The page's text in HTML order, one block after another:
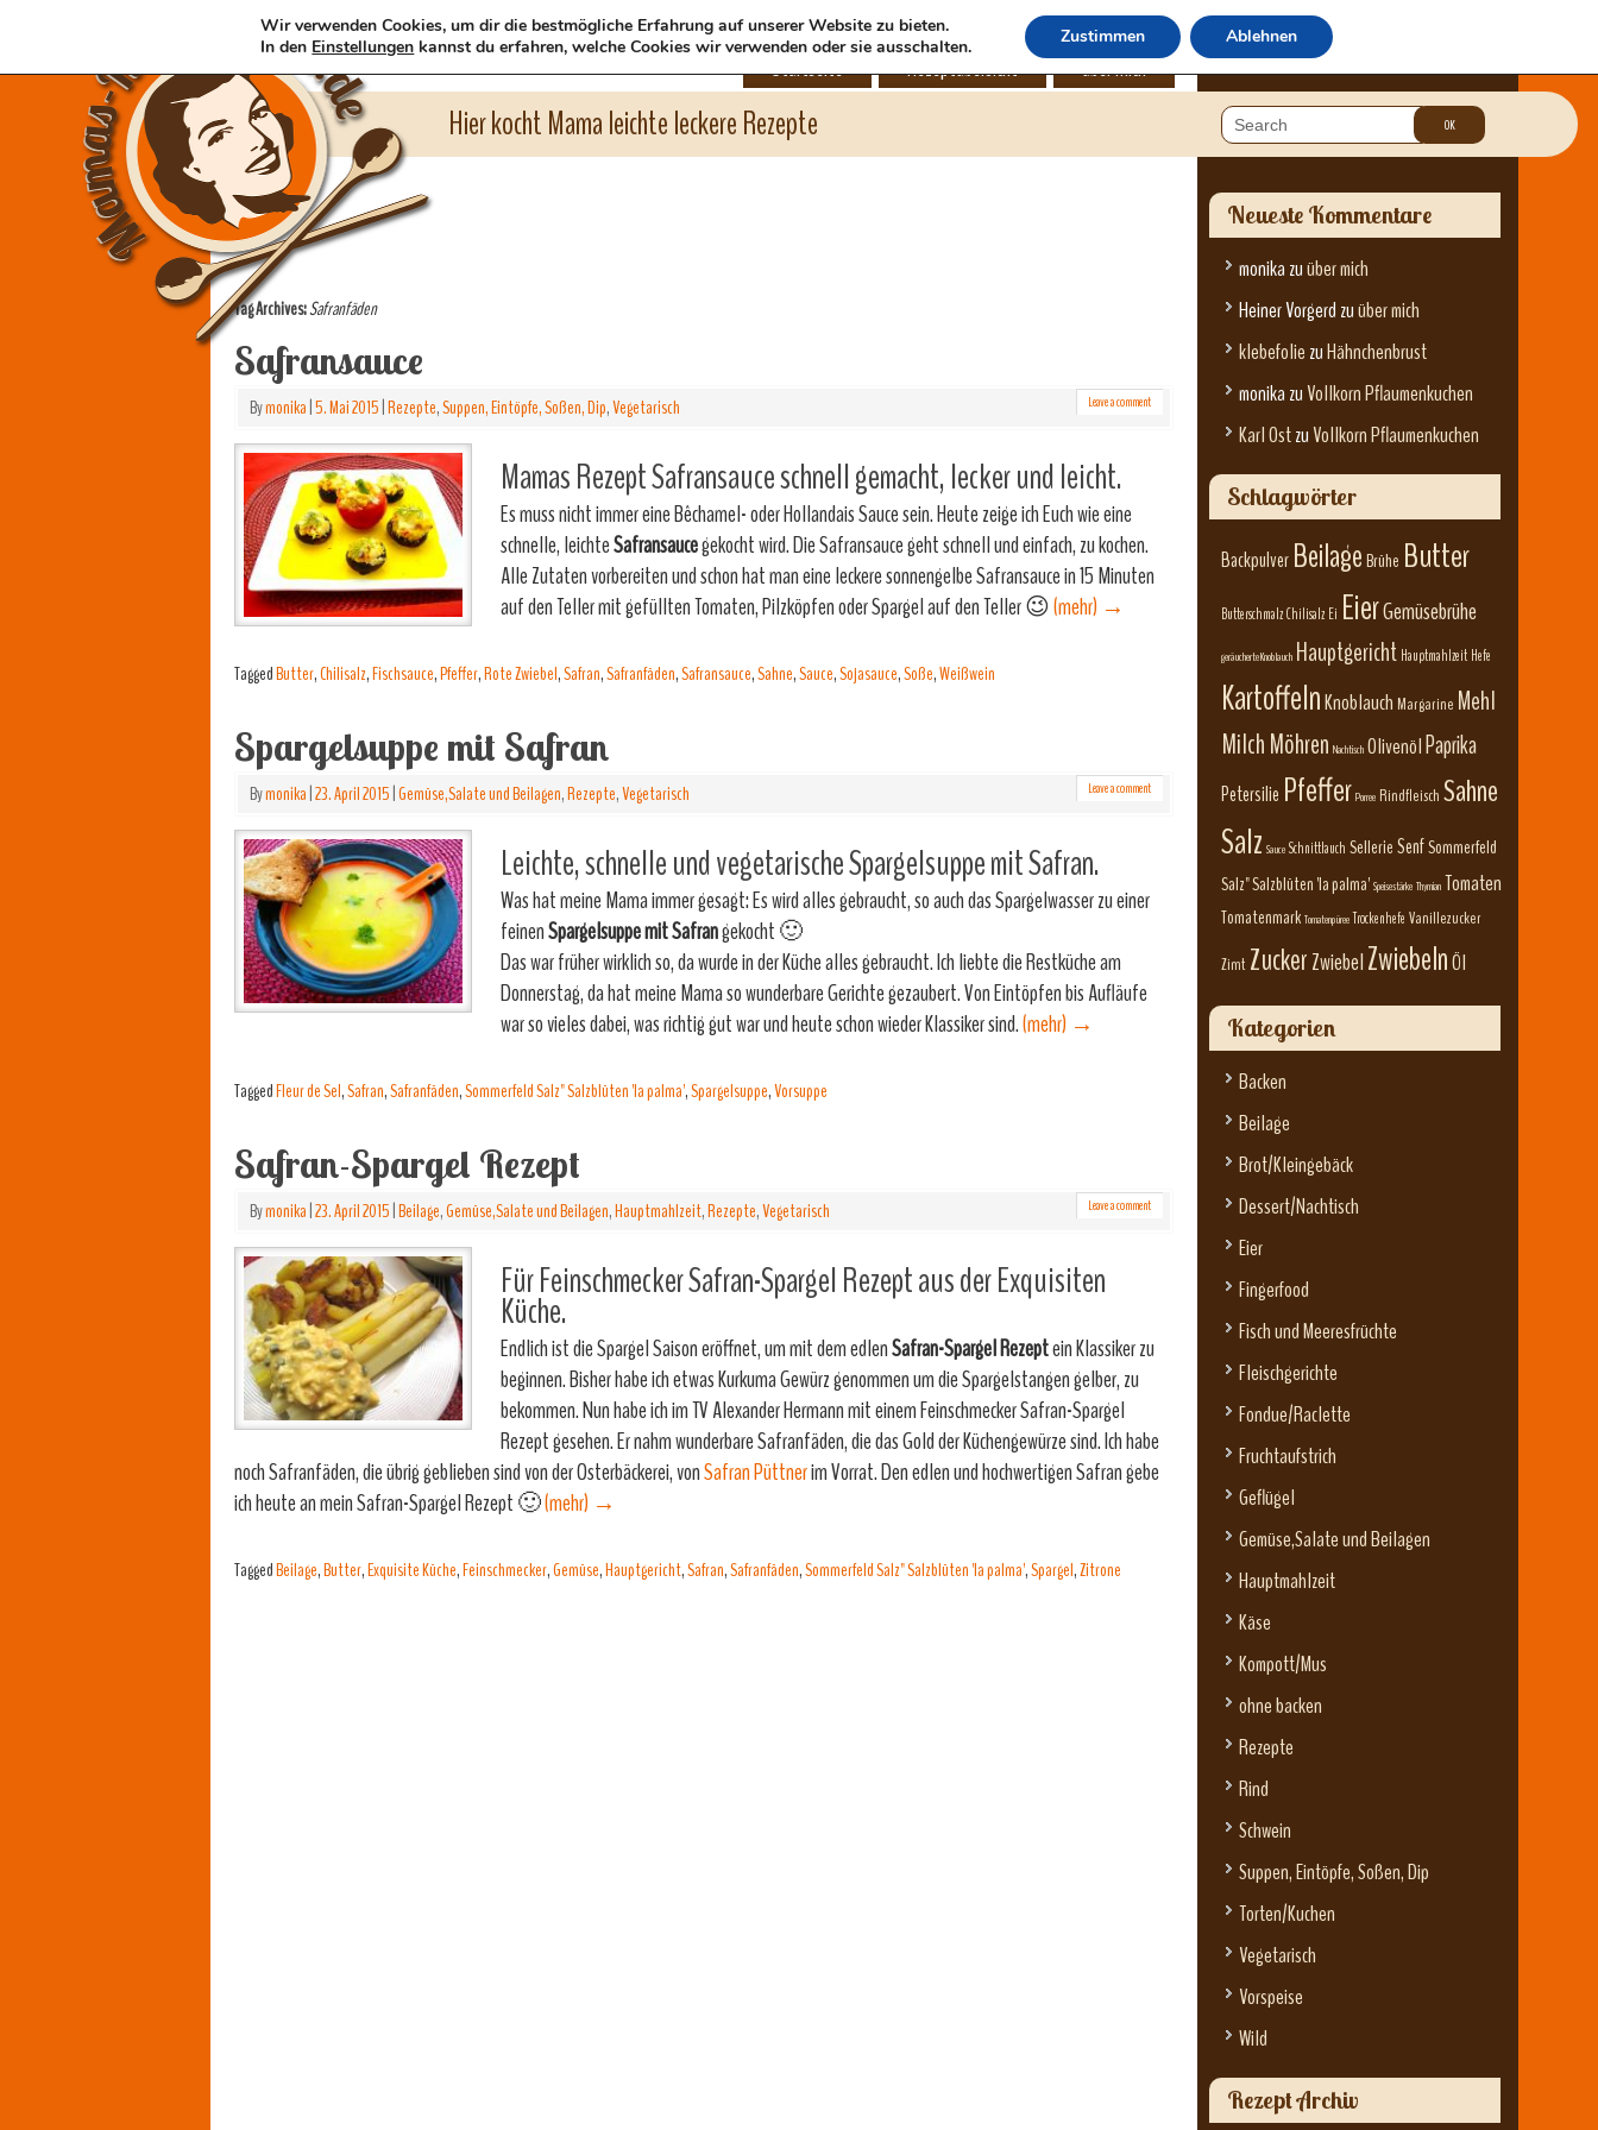
Hier kocht Mama leichte leckere Rezepte
Startseite Rezeptübersicht über mich
Tag Archives:Safranfäden
Safransauce
Bymonika|5. Mai 2015|Rezepte,Suppen, Eintöpfe, Soßen, Dip,Vegetarisch Leave a comment
Mamas Rezept Safransauce schnell gemacht, lecker und leicht.
Es muss nicht immer eine Bêchamel- oder Hollandais Sauce sein. Heute zeige ich Euch wie eine
schnelle, leichteSafransaucegekocht wird. Die Safransauce geht schnell und einfach, zu kochen.
Alle Zutaten vorbereiten und schon hat man eine leckere sonnengelbe Safransauce in 15 Minuten
auf den Teller mit gefüllten Tomaten, Pilzköpfen oder Spargel auf den Teller 😉(mehr) →
TaggedButter,Chilisalz,Fischsauce,Pfeffer,Rote Zwiebel,Safran,Safranfäden,Safransauce,Sahne,Sauce,Sojasauce,Soße,Weißwein
Spargelsuppe mit Safran
Bymonika|23. April 2015|Gemüse,Salate und Beilagen,Rezepte,Vegetarisch Leave a comment
Leichte, schnelle und vegetarische Spargelsuppe mit Safran.
Was hat meine Mama immer gesagt: Es wird alles gebraucht, so auch das Spargelwasser zu einer
feinenSpargelsuppe mit Safrangekocht 🙂
Das war früher wirklich so, da wurde in der Küche alles gebraucht. Ich liebte die Restküche am
Donnerstag, da hat meine Mama so wunderbare Gerichte gezaubert. Von Eintöpfen bis Aufläufe
war so vieles dabei, was richtig gut war und heute schon wieder Klassiker sind.(mehr) →
TaggedFleur de Sel,Safran,Safranfäden,Sommerfeld Salz" Salzblüten 'la palma',Spargelsuppe,Vorsuppe
Safran-Spargel Rezept
Bymonika|23. April 2015|Beilage,Gemüse,Salate und Beilagen,Hauptmahlzeit,Rezepte,Vegetarisch Leave a comment
Für Feinschmecker Safran-Spargel Rezept aus der Exquisiten
Küche.
Endlich ist die Spargel Saison eröffnet, um mit dem edlenSafran-Spargel Rezeptein Klassiker zu
beginnen. Bisher habe ich etwas Kurkuma Gewürz genommen um die Spargelstangen gelber, zu
bekommen. Nun habe ich im TV Alexander Hermann mit einem Feinschmecker Safran-Spargel
Rezept gesehen. Er nahm wunderbare Safranfäden, die das Gold der Küchengewürze sind. Ich habe
noch Safranfäden, die übrig geblieben sind von der Osterbäckerei, vonSafran Püttnerim Vorrat. Den edlen und hochwertigen Safran gebe
ich heute an mein Safran-Spargel Rezept 🙂(mehr) →
TaggedBeilage,Butter,Exquisite Küche,Feinschmecker,Gemüse,Hauptgericht,Safran,Safranfäden,Sommerfeld Salz" Salzblüten 'la palma',Spargel,Zitrone
Neueste Kommentare
monika zuüber mich
Heiner Vorgerd zuüber mich
klebefolie zuHähnchenbrust
monika zuVollkorn Pflaumenkuchen
Karl OstzuVollkorn Pflaumenkuchen
Schlagwörter
Backpulver BeilageBrühe Butter
ButterschmalzChilisalz Ei EierGemüsebrühe
geräucherte Knoblauch Hauptgericht Hauptmahlzeit Hefe
KartoffelnKnoblauch Margarine Mehl
MilchMöhren Nachtisch OlivenölPaprika
Petersilie Pfeffer Porree Rindfleisch Sahne
Salz Sauce Schnittlauch SellerieSenfSommerfeld
Salz" Salzblüten 'la palma' Speisestärke Thymian Tomaten
Tomatenmark Tomatenpüree Trockenhefe Vanillezucker
Zimt ZuckerZwiebelZwiebelnÖl
Kategorien
Backen
Beilage
Brot/Kleingebäck
Dessert/Nachtisch
Eier
Fingerfood
Fisch und Meeresfrüchte
Fleischgerichte
Fondue/Raclette
Fruchtaufstrich
Geflügel
Gemüse,Salate und Beilagen
Hauptmahlzeit
Käse
Kompott/Mus
ohne backen
Rezepte
Rind
Schwein
Suppen, Eintöpfe, Soßen, Dip
Torten/Kuchen
Vegetarisch
Vorspeise
Wild
Rezept Archiv
Wir verwenden Cookies, um dir die bestmögliche Erfahrung auf unserer Website zu bieten.
In den Einstellungen kannst du erfahren, welche Cookies wir verwenden oder sie ausschalten. Zustimmen Ablehnen